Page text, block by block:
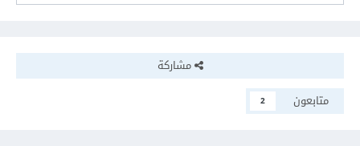
مشاركة
متابعون
2